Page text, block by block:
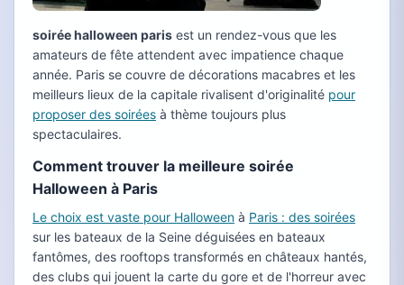
soirée halloween paris est un rendez-vous que les
amateurs de fête attendent avec impatience chaque
année. Paris se couvre de décorations macabres et les
meilleurs lieux de la capitale rivalisent d'originalité pour
proposer des soirées à thème toujours plus
spectaculaires.
Comment trouver la meilleure soirée
Halloween à Paris
Le choix est vaste pour Halloween à Paris : des soirées
sur les bateaux de la Seine déguisées en bateaux
fantômes, des rooftops transformés en châteaux hantés,
des clubs qui jouent la carte du gore et de l'horreur avec